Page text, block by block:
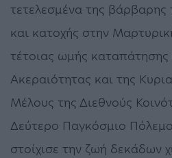
τετελεσμένα της βάρβαρης
και κατοχής στην
τέτοιας ωμής καταπάτησης
Ακεραιότητας και της
Μέλους της Διεθνούς
Δεύτερο Παγκόσμιο
στοίχισε την ζωή δεκάδων